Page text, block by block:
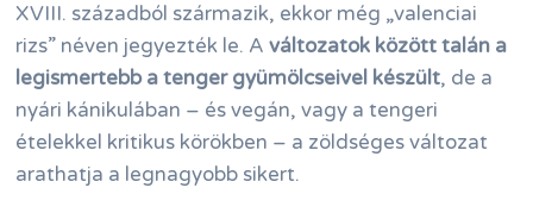
XVIII. századból származik, ekkor még „valenciai
rizs” néven jegyezték le. Aváltozatok között talán a
legismertebb a tenger gyümölcseivel készült, de a
nyári kánikulában – és vegán, vagy a tengeri
ételekkel kritikus körökben – a zöldséges változat
arathatja a legnagyobb sikert.